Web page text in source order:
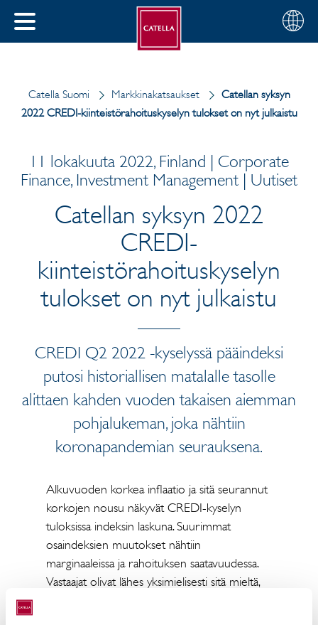
SULJE
Valitse
alue
Suomi
Catella Suomi Markkinakatsaukset
Catellan syksyn
2022 CREDI-kiinteistörahoituskyselyn tulokset on nyt julkaistu
11 lokakuuta 2022, Finland | Corporate
Finance, Investment Management | Uutiset
Catellan syksyn 2022
CREDI-
kiinteistörahoituskyselyn
tulokset on nyt julkaistu
CREDI Q2 2022 -kyselyssä pääindeksi
putosi historiallisen matalalle tasolle
alittaen kahden vuoden takaisen aiemman
pohjalukeman, joka nähtiin
koronapandemian seurauksena.
Alkuvuoden korkea inflaatio ja sitä seurannut
korkojen nousu näkyvät CREDI-kyselyn
tuloksissa indeksin laskuna. Suurimmat
osaindeksien muutokset nähtiin
marginaaleissa ja rahoituksen saatavuudessa.
Vastaajat olivat lähes yksimielisesti sitä mieltä,